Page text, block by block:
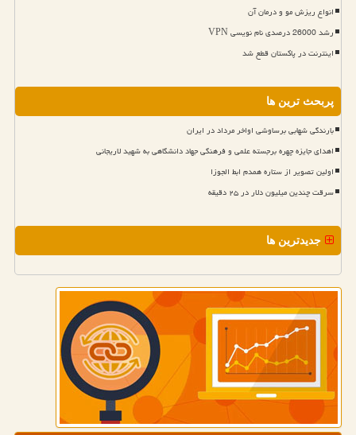
انواع ریزش مو و درمان آن
رشد 26000 درصدی نام نویسی VPN
اینترنت در پاکستان قطع شد
پربحث ترین ها
بارندگی شهابی برساوشی اواخر مرداد در ایران
اهدای جایزه چهره برجسته علمی و فرهنگی جهاد دانشگاهی به شهید لاریجانی
اولین تصویر از ستاره همدم ابط الجوزا
سرقت چندین میلیون دلار در ۲۵ دقیقه
جدیدترین ها